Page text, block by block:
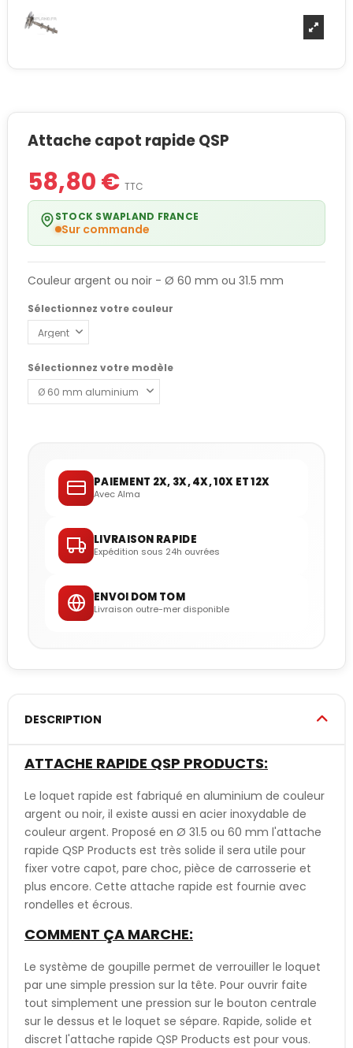
Attache capot rapide QSP
58,80 € TTC
STOCK SWAPLAND FRANCE
Sur commande
Couleur argent ou noir - Ø 60 mm ou 31.5 mm
Sélectionnez votre couleur
Sélectionnez votre modèle
PAIEMENT 2X, 3X, 4X, 10X ET 12X
Avec Alma
LIVRAISON RAPIDE
Expédition sous 24h ouvrées
ENVOI DOM TOM
Livraison outre-mer disponible
DESCRIPTION
ATTACHE RAPIDE QSP PRODUCTS:
Le loquet rapide est fabriqué en aluminium de couleur
argent ou noir, il existe aussi en acier inoxydable de
couleur argent. Proposé en Ø 31.5 ou 60 mm l'attache
rapide QSP Products est très solide il sera utile pour
fixer votre capot, pare choc, pièce de carrosserie et
plus encore. Cette attache rapide est fournie avec
rondelles et écrous.
COMMENT ÇA MARCHE:
Le système de goupille permet de verrouiller le loquet
par une simple pression sur la tête. Pour ouvrir faite
tout simplement une pression sur le bouton centrale
sur le dessus et le loquet se sépare. Rapide, solide et
discret l'attache rapide QSP Products est pour vous.